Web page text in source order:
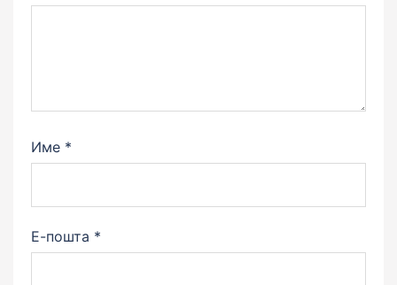
Име *
Е-пошта *